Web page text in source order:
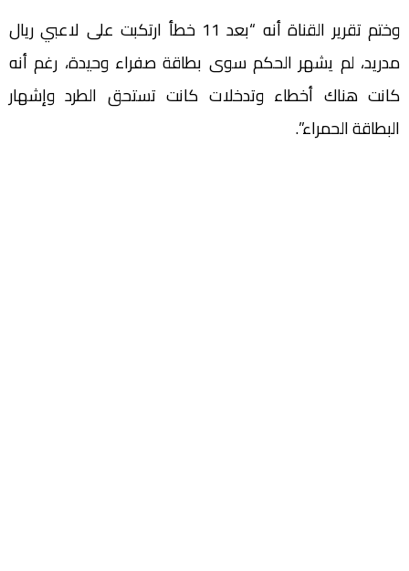
وختم تقرير القناة أنه “بعد 11 خطأ ارتكبت على لاعبي ريال
مدريد، لم يشهر الحكم سوى بطاقة صفراء وحيدة، رغم أنه
كانت هناك أخطاء وتدخلات كانت تستحق الطرد وإشهار
البطاقة الحمراء”.